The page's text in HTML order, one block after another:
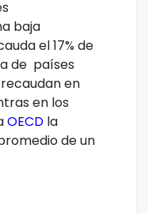
baja
el 17% de
de países
en
en los
OECD la
de un